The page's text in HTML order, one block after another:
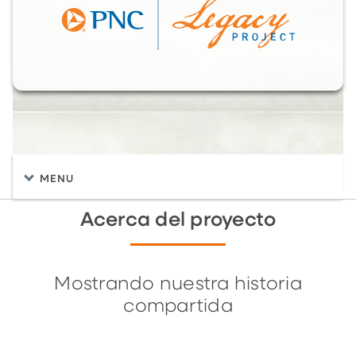
MENU
Acerca del proyecto
Mostrando nuestra historia
compartida